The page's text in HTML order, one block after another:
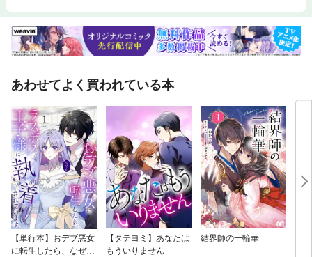
あわせてよく買われている本
【単行本】おデブ悪女
に転生したら、なぜか
【タテヨミ】あなたは
もういりません
結界師の一輪華
バ